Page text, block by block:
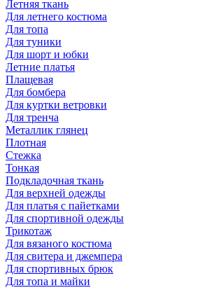
Летняя ткань
Для летнего костюма
Для топа
Для туники
Для шорт и юбки
Летние платья
Плащевая
Для бомбера
Для куртки ветровки
Для тренча
Металлик глянец
Плотная
Стежка
Тонкая
Подкладочная ткань
Для верхней одежды
Для платья с пайетками
Для спортивной одежды
Трикотаж
Для вязаного костюма
Для свитера и джемпера
Для спортивных брюк
Для топа и майки